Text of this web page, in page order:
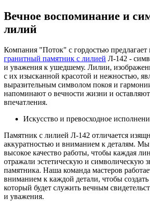
Вечное воспоминание и
лилий
Компания "Поток" с гордостью предлагает
гранитный памятник с лилией Л-142 -
и уважения к ушедшему. Лилии,
с их изысканной красотой и нежностью,
выразительным символом покоя и
напоминают о вечности жизни и
впечатления.
Искусство и превосходное
Памятник с лилией Л-142 отличается
аккуратностью и вниманием к деталям. Мы
высокое качество работы, чтобы каждая
отражали эстетическую и символическую
памятника. Наша команда мастеров
вниманием к каждой детали, чтобы
который будет служить вечным
и уважения.